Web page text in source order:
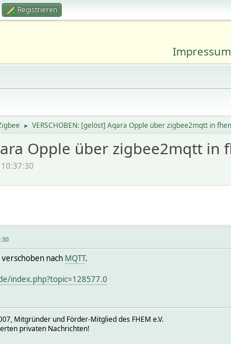
Registrieren
► VERSCHOBEN: [gelöst] Aqara Opple über zigbee2mqtt in
Opple über zigbee2mqtt in
nach MQTT.
index.php?topic=128577.0
Mitgründer und Förder-Mitglied des FHEM e.V.
privaten Nachrichten!